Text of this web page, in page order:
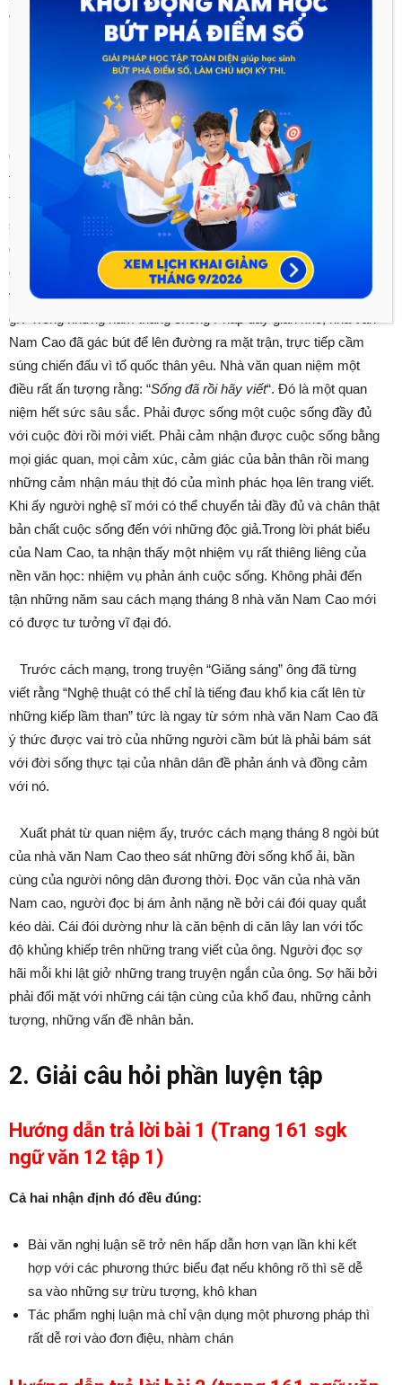
điều chúng ta vẫn tiếc nuối về ông. Tôi hâm mộ nhà văn này
bởi những quan niệm sống và viết văn bởi sự nặng lòng của
nhà văn dành cho những người nông dân Việt Nam.
Sinh ra ở một vùng quê Hà Nam, nhà văn Nam Cao là một
người trí thức chân chính. Có những điều rất kỳ lạ là trong khi
có rất nhiều những nhà văn đặt nghệ thuật và sự nghiệp sáng
tác của mình lên trên hết thì Nam Cao lại làm một cách khác.
Tất nhiên đã là một nhà văn thì phụng sự nghệ thuật, đam mê
sáng tác là lẽ thường tôi không có ý gì trách. Nhưng chính điều
đó đã càng khiến Nam Cao nổi bật hơn hết bởi ông đã vượt
qua cái lẽ thường tình ấy của cuộc sống.Nhà văn mà không coi
việc sáng tác là nhiệm vụ số một thì nhà văn sẽ coi trọng điều
gì? Trong những năm tháng chống Pháp đầy gian khổ, nhà văn
Nam Cao đã gác bút để lên đường ra mặt trận, trực tiếp cầm
súng chiến đấu vì tổ quốc thân yêu. Nhà văn quan niệm một
điều rất ấn tượng rằng: “Sống đã rồi hãy viết“. Đó là một quan
niệm hết sức sâu sắc. Phải được sống một cuộc sống đầy đủ
với cuộc đời rồi mới viết. Phải cảm nhận được cuộc sống bằng
mọi giác quan, mọi cảm xúc, cảm giác của bản thân rồi mang
những cảm nhận máu thịt đó của mình phác họa lên trang viết.
Khi ấy người nghệ sĩ mới có thể chuyển tải đầy đủ và chân thật
bản chất cuộc sống đến với những độc giả.Trong lời phát biểu
của Nam Cao, ta nhận thấy một nhiệm vụ rất thiêng liêng của
nền văn học: nhiệm vụ phản ánh cuộc sống. Không phải đến
tận những năm sau cách mạng tháng 8 nhà văn Nam Cao mới
có được tư tưởng vĩ đại đó.
Trước cách mạng, trong truyện “Giăng sáng” ông đã từng
viết rằng “Nghệ thuật có thể chỉ là tiếng đau khổ kia cất lên từ
những kiếp lầm than” tức là ngay từ sớm nhà văn Nam Cao đã
ý thức được vai trò của những người cầm bút là phải bám sát
với đời sống thực tại của nhân dân đề phản ánh và đồng cảm
với nó.
Xuất phát từ quan niệm ấy, trước cách mạng tháng 8 ngòi bút
của nhà văn Nam Cao theo sát những đời sống khổ ải, bần
cùng của người nông dân đương thời. Đọc văn của nhà văn
Nam cao, người đọc bị ám ảnh nặng nề bởi cái đói quay quắt
kéo dài. Cái đói dường như là căn bệnh di căn lây lan với tốc
độ khủng khiếp trên những trang viết của ông. Người đọc sợ
hãi mỗi khi lật giở những trang truyện ngắn của ông. Sợ hãi bởi
phải đối mặt với những cái tận cùng của khổ đau, những cảnh
tượng, những vấn đề nhân bản.
2. Giải câu hỏi phần luyện tập
Hướng dẫn trả lời bài 1 (Trang 161 sgk
ngữ văn 12 tập 1)
Cả hai nhận định đó đều đúng:
Bài văn nghị luận sẽ trở nên hấp dẫn hơn vạn lần khi kết
hợp với các phương thức biểu đạt nếu không rõ thì sẽ dễ
sa vào những sự trừu tượng, khô khan
Tác phẩm nghị luận mà chỉ vận dụng một phương pháp thì
rất dễ rơi vào đơn điệu, nhàm chán